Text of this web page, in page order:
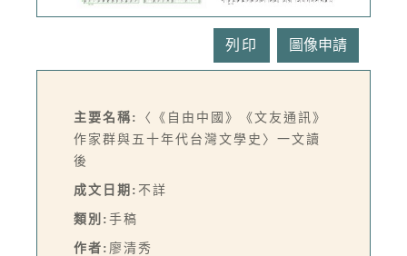
列印
主要名稱:
〈《自由中國》《文友通訊》
作家群與五十年代台灣文學史〉一文讀
後
成文日期: 不詳
類別: 手稿
作者: 廖清秀